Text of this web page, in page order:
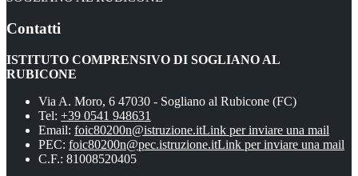
Contatti
ISTITUTO COMPRENSIVO DI SOGLIANO AL
RUBICONE
Via A. Moro, 6 47030 - Sogliano al Rubicone (FC)
Tel: +39 0541 948631
Email: foic80200n@istruzione.itLink per inviare una mail
PEC: foic80200n@pec.istruzione.itLink per inviare una mail
C.F.: 81008520405